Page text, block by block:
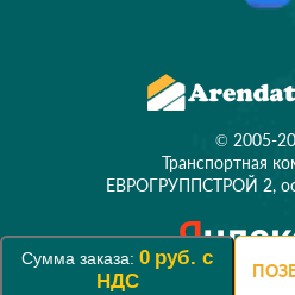
Сумма заказа: 0 руб. с
НДС
© 2005-
Транспортная
ЕВРОГРУППСТРОЙ 2,